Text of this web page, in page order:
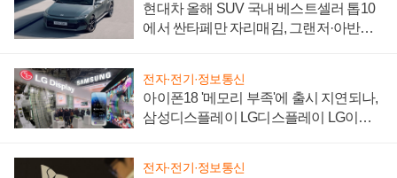
현대차 올해 SUV 국내 베스트셀러 톱10
에서 싼타페만 자리매김, 그랜저·아반떼
전자·전기·정보통신
아이폰18 '메모리 부족'에 출시 지연되나,
삼성디스플레이 LG디스플레이 LG이노
전자·전기·정보통신